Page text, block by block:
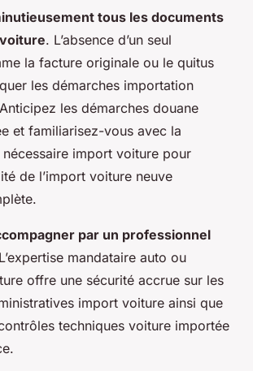
tous les documents
. L’absence d’un seul
la facture originale ou le quitus
les démarches importation
les démarches douane
et familiarisez-vous avec la
import voiture pour
de l’import voiture neuve
par un professionnel
mandataire auto ou
offre une sécurité accrue sur les
import voiture ainsi que
techniques voiture importée